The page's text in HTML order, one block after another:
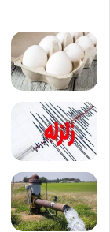
ا
س
ت
|
ب
ا
م
ه
ج
د